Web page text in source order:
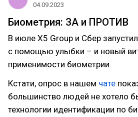
04.09.2023
Биометрия: ЗА и ПРОТИВ
В июле X5 Group и Сбер
с помощью улыбки – и новый
применимости биометрии.
Кстати, опрос в нашем чате
большинство людей не хотело
технологии идентификации по